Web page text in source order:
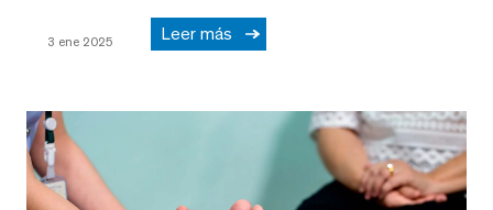
3 ene 2025 Leer más